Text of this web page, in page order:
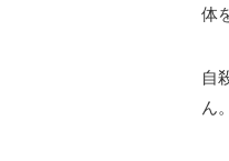
体
自
ん。